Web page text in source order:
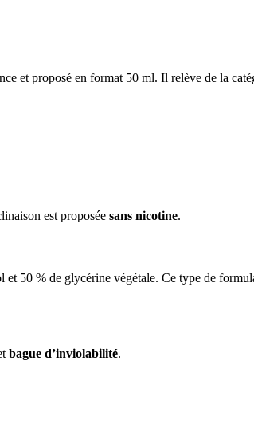
et proposé en format 50 ml. Il relève de la
est proposée sans nicotine.
50 % de glycérine végétale. Ce type de
bague d’inviolabilité.